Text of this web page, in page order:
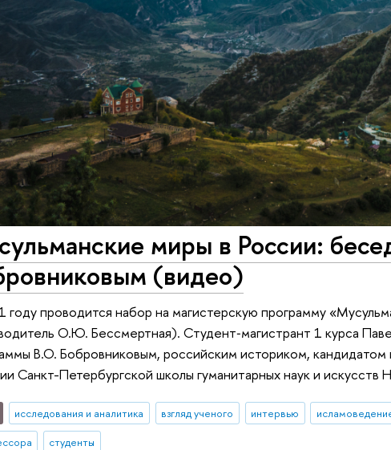
миры в России:
(видео)
году проводится набор на магистерскую программу
О.Ю. Бессмертная). Студент‑магистрант 1 курса
В.О. Бобровниковым, российским историком,
Санкт-Петербургской школы гуманитарных наук и
исследования и аналитика взгляд ученого интервью
студенты